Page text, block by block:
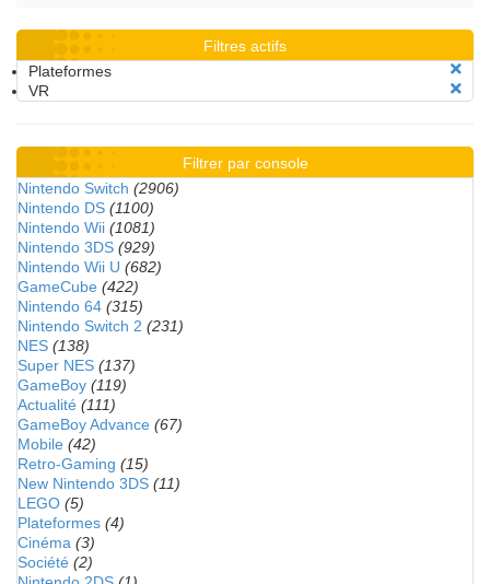
Filtres actifs
Plateformes
VR
Filtrer par console
Nintendo Switch (2906)
Nintendo DS (1100)
Nintendo Wii (1081)
Nintendo 3DS (929)
Nintendo Wii U (682)
GameCube (422)
Nintendo 64 (315)
Nintendo Switch 2 (231)
NES (138)
Super NES (137)
GameBoy (119)
Actualité (111)
GameBoy Advance (67)
Mobile (42)
Retro-Gaming (15)
New Nintendo 3DS (11)
LEGO (5)
Plateformes (4)
Cinéma (3)
Société (2)